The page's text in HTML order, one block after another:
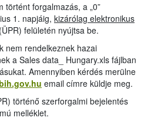
történt forgalmazás, a „0”
1. napjáig, kizárólag elektronikus
felületén nyújtsa be.
nem rendelkeznek hazai
a Sales data_ Hungary.xls fájlban
Amennyiben kérdés merülne
email címre küldje meg.
történő szerforgalmi bejelentés
melléklet.